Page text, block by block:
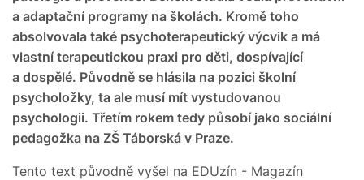
a adaptační programy na školách. Kromě toho
absolvovala také psychoterapeutický výcvik a má
vlastní terapeutickou praxi pro děti, dospívající
a dospělé. Původně se hlásila na pozici školní
psycholožky, ta ale musí mít vystudovanou
psychologii. Třetím rokem tedy působí jako sociální
pedagožka na ZŠ Táborská v Praze.
Tento text původně vyšel na EDUzín - Magazín